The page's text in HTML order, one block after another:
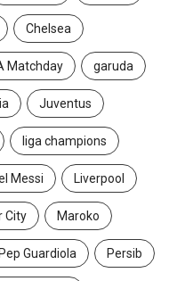
Chelsea
Matchday garuda
Juventus
liga champions
Messi Liverpool
City Maroko
Pep Guardiola Persib